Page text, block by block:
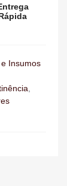
Insumos
,